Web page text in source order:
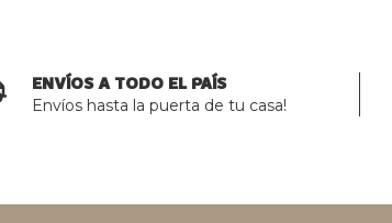
ENVÍOS A TODO EL PAÍS
Envíos hasta la puerta de tu casa!